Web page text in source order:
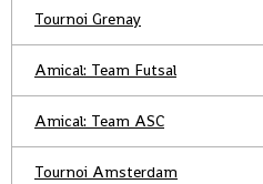
Tournoi Grenay
Amical: Team Futsal
Amical: Team ASC
Tournoi Amsterdam